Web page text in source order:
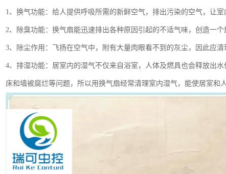
1、换气功能：给人提供呼吸所需的新鲜空气，排出污染的空气，让室
2、除臭功能：换气扇能迅速排出各种原因引起的不适气味，创造一个
3、除尘作用：飞扬在空气中，附有大量肉眼看不到的灰尘，因此应
4、排湿功能：居室内的湿气不仅来自浴室，人体及燃具也会释放出
床和墙被腐烂等问题，所以用换气扇经常清理室内湿气，能使居室和